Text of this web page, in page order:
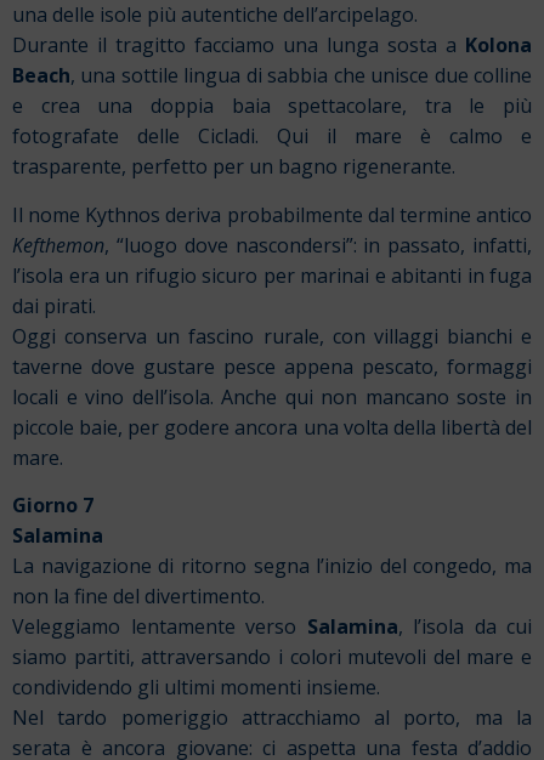
una delle isole più autentiche dell’arcipelago.
Durante il tragitto facciamo una lunga sosta a Kolona
Beach, una sottile lingua di sabbia che unisce due colline
e crea una doppia baia spettacolare, tra le più
fotografate delle Cicladi. Qui il mare è calmo e
trasparente, perfetto per un bagno rigenerante.
Il nome Kythnos deriva probabilmente dal termine antico
Kefthemon, “luogo dove nascondersi”: in passato, infatti,
l’isola era un rifugio sicuro per marinai e abitanti in fuga
dai pirati.
Oggi conserva un fascino rurale, con villaggi bianchi e
taverne dove gustare pesce appena pescato, formaggi
locali e vino dell’isola. Anche qui non mancano soste in
piccole baie, per godere ancora una volta della libertà del
mare.
Giorno 7
Salamina
La navigazione di ritorno segna l’inizio del congedo, ma
non la fine del divertimento.
Veleggiamo lentamente verso Salamina, l’isola da cui
siamo partiti, attraversando i colori mutevoli del mare e
condividendo gli ultimi momenti insieme.
Nel tardo pomeriggio attracchiamo al porto, ma la
serata è ancora giovane: ci aspetta una festa d’addio